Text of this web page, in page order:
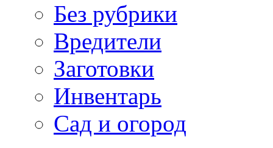
Без рубрики
Вредители
Заготовки
Инвентарь
Сад и огород